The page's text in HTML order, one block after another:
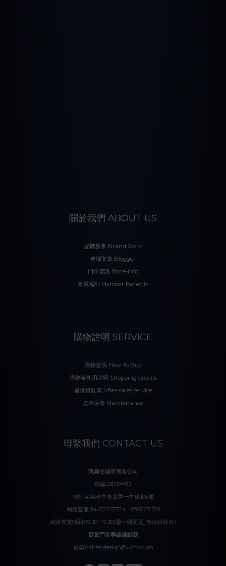
關於我們 ABOUT US
品牌故事 Brand Story
專欄文章 Blogger
門市資訊 Store-info
會員福利 Member Benefits
購物說明 SERVICE
購物說明 How To Buy
購物金使用説明 Shopping Credits
退換貨政策 After-sales service
皮革保養 Maintenance
聯繫我們 CONTACT US
凱爾登國際有限公司
統編:28317492
地址:404台中市北區一中街106號
網路客服:04-22257714、0906251318
網路營業時間:09:30~17:30(週一到周五_例假日除外)
百貨門市專線請點我
信箱:caltandesign@kimo.com